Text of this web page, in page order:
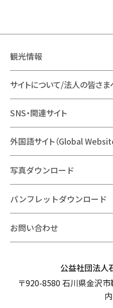
観光情報
サイトについて/法人の皆さま
SNS・関連サイト
外国語サイト（Global
写真ダウンロード
パンフレットダウンロード
お問い合わせ
公益社団法人
〒920-8580 石川県金沢
内